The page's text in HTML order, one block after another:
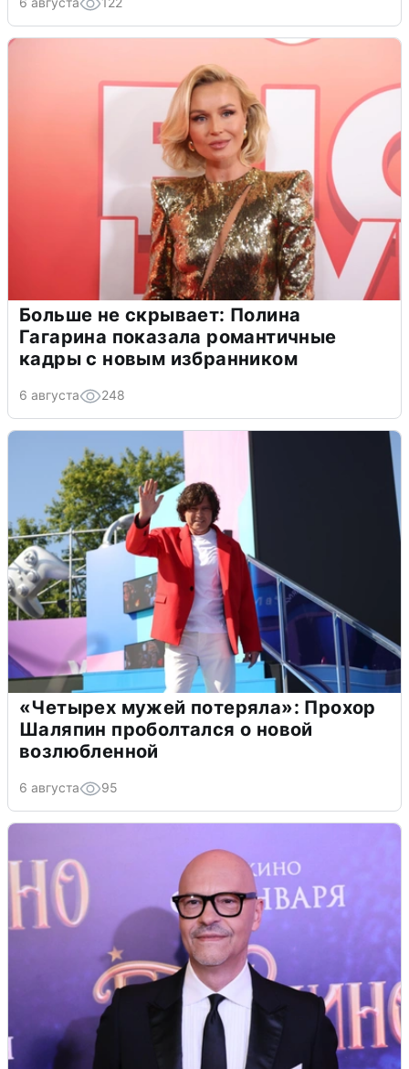
Больше не скрывает: Полина
Гагарина показала романтичные
кадры с новым избранником
6 августа 248
«Четырех мужей потеряла»: Прохор
Шаляпин проболтался о новой
возлюбленной
6 августа 95